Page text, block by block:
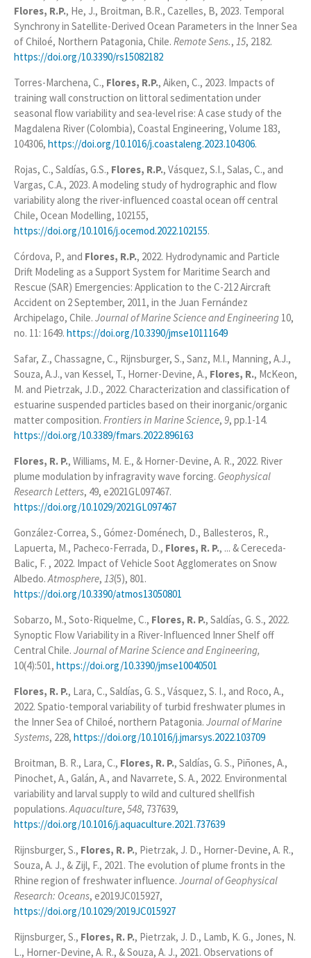
Flores, R.P., He, J., Broitman, B.R., Cazelles, B, 2023. Temporal
Synchrony in Satellite-Derived Ocean Parameters in the Inner Sea
of Chiloé, Northern Patagonia, Chile. Remote Sens., 15, 2182.
https://doi.org/10.3390/rs15082182
Torres-Marchena, C., Flores, R.P., Aiken, C., 2023. Impacts of
training wall construction on littoral sedimentation under
seasonal flow variability and sea-level rise: A case study of the
Magdalena River (Colombia), Coastal Engineering, Volume 183,
104306, https://doi.org/10.1016/j.coastaleng.2023.104306.
Rojas, C., Saldías, G.S., Flores, R.P., Vásquez, S.I., Salas, C., and
Vargas, C.A., 2023. A modeling study of hydrographic and flow
variability along the river-influenced coastal ocean off central
Chile, Ocean Modelling, 102155,
https://doi.org/10.1016/j.ocemod.2022.102155.
Córdova, P., and Flores, R.P., 2022. Hydrodynamic and Particle
Drift Modeling as a Support System for Maritime Search and
Rescue (SAR) Emergencies: Application to the C-212 Aircraft
Accident on 2 September, 2011, in the Juan Fernández
Archipelago, Chile. Journal of Marine Science and Engineering 10,
no. 11: 1649. https://doi.org/10.3390/jmse10111649
Safar, Z., Chassagne, C., Rijnsburger, S., Sanz, M.I., Manning, A.J.,
Souza, A.J., van Kessel, T., Horner-Devine, A., Flores, R., McKeon,
M. and Pietrzak, J.D., 2022. Characterization and classification of
estuarine suspended particles based on their inorganic/organic
matter composition. Frontiers in Marine Science, 9, pp.1-14.
https://doi.org/10.3389/fmars.2022.896163
Flores, R. P., Williams, M. E., & Horner-Devine, A. R., 2022. River
plume modulation by infragravity wave forcing. Geophysical
Research Letters, 49, e2021GL097467.
https://doi.org/10.1029/2021GL097467
González-Correa, S., Gómez-Doménech, D., Ballesteros, R.,
Lapuerta, M., Pacheco-Ferrada, D., Flores, R. P., ... & Cereceda-
Balic, F. , 2022. Impact of Vehicle Soot Agglomerates on Snow
Albedo. Atmosphere, 13(5), 801.
https://doi.org/10.3390/atmos13050801
Sobarzo, M., Soto-Riquelme, C., Flores, R. P., Saldías, G. S., 2022.
Synoptic Flow Variability in a River-Influenced Inner Shelf off
Central Chile. Journal of Marine Science and Engineering,
10(4):501, https://doi.org/10.3390/jmse10040501
Flores, R. P., Lara, C., Saldías, G. S., Vásquez, S. I., and Roco, A.,
2022. Spatio-temporal variability of turbid freshwater plumes in
the Inner Sea of Chiloé, northern Patagonia. Journal of Marine
Systems, 228, https://doi.org/10.1016/j.jmarsys.2022.103709
Broitman, B. R., Lara, C., Flores, R. P., Saldías, G. S., Piñones, A.,
Pinochet, A., Galán, A., and Navarrete, S. A., 2022. Environmental
variability and larval supply to wild and cultured shellfish
populations. Aquaculture, 548, 737639,
https://doi.org/10.1016/j.aquaculture.2021.737639
Rijnsburger, S., Flores, R. P., Pietrzak, J. D., Horner‐Devine, A. R.,
Souza, A. J., & Zijl, F., 2021. The evolution of plume fronts in the
Rhine region of freshwater influence. Journal of Geophysical
Research: Oceans, e2019JC015927,
https://doi.org/10.1029/2019JC015927
Rijnsburger, S., Flores, R. P., Pietrzak, J. D., Lamb, K. G., Jones, N.
L., Horner‐Devine, A. R., & Souza, A. J., 2021. Observations of